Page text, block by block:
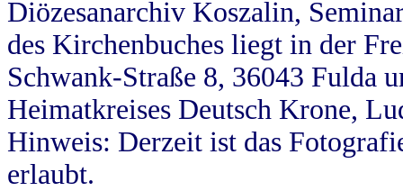
Diözesanarchiv Koszalin,
des Kirchenbuches liegt in der
Schwank-Straße 8, 36043 Fulda
Heimatkreises Deutsch Krone,
Hinweis: Derzeit ist das
erlaubt.